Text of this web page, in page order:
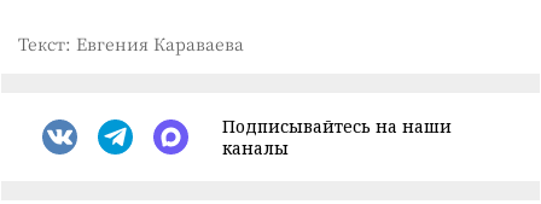
Текст: Евгения Караваева
Подписывайтесь на наши
каналы